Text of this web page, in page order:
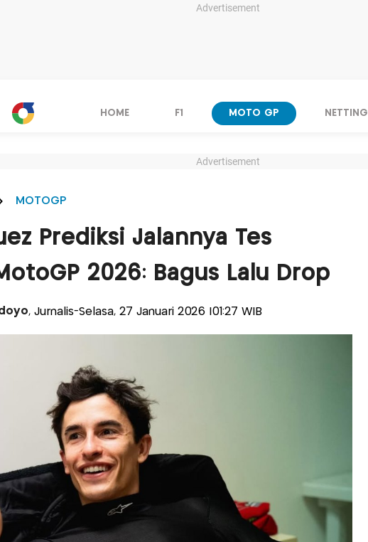
Advertisement
HOME F1 MOTO GP NETTING
Advertisement
MOTOGP
Prediksi Jalannya Tes
2026: Bagus Lalu Drop
, Jurnalis-Selasa, 27 Januari 2026 |01:27 WIB